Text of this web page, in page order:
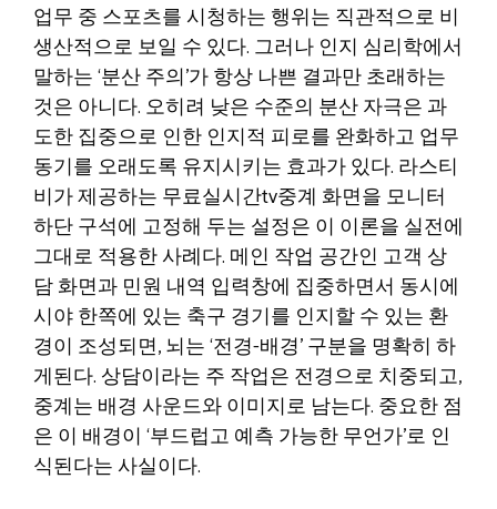
업무 중 스포츠를 시청하는 행위는 직관적으로 비
생산적으로 보일 수 있다. 그러나 인지 심리학에서
말하는 ‘분산 주의’가 항상 나쁜 결과만 초래하는
것은 아니다. 오히려 낮은 수준의 분산 자극은 과
도한 집중으로 인한 인지적 피로를 완화하고 업무
동기를 오래도록 유지시키는 효과가 있다. 라스티
비가 제공하는 무료실시간tv중계 화면을 모니터
하단 구석에 고정해 두는 설정은 이 이론을 실전에
그대로 적용한 사례다. 메인 작업 공간인 고객 상
담 화면과 민원 내역 입력창에 집중하면서 동시에
시야 한쪽에 있는 축구 경기를 인지할 수 있는 환
경이 조성되면, 뇌는 ‘전경-배경’ 구분을 명확히 하
게된다. 상담이라는 주 작업은 전경으로 치중되고,
중계는 배경 사운드와 이미지로 남는다. 중요한 점
은 이 배경이 ‘부드럽고 예측 가능한 무언가’로 인
식된다는 사실이다.